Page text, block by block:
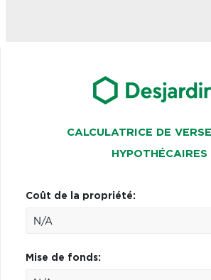
CALCULATRICE DE
HYPOTHÉCAIRES
Coût de la propriété:
Mise de fonds: